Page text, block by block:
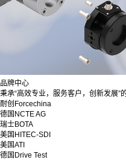
品牌中心
秉承“高效专业，服务客户，创新发展”
耐创Forcechina
德国NCTE AG
瑞士BOTA
美国HITEC-SDI
美国ATI
德国Drive Test